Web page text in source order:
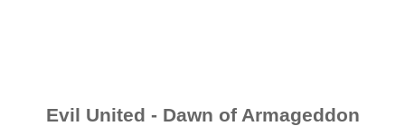
Evil United - Dawn of Armageddon